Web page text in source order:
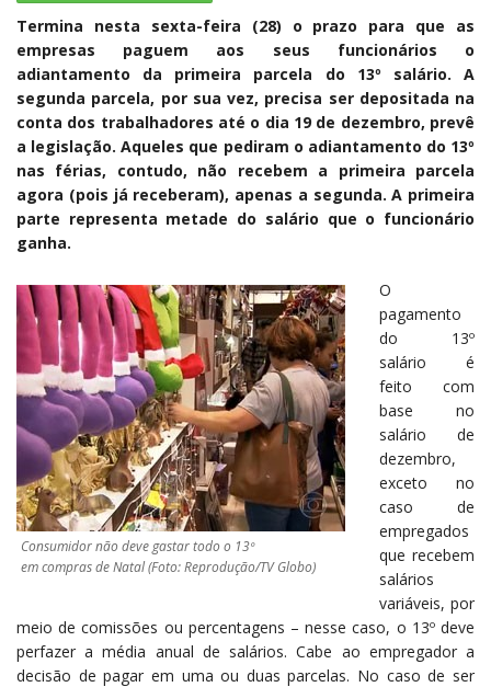
Termina nesta sexta-feira (28) o prazo para que as
empresas paguem aos seus funcionários o
adiantamento da primeira parcela do 13º salário. A
segunda parcela, por sua vez, precisa ser depositada na
conta dos trabalhadores até o dia 19 de dezembro, prevê
a legislação. Aqueles que pediram o adiantamento do 13º
nas férias, contudo, não recebem a primeira parcela
agora (pois já receberam), apenas a segunda. A primeira
parte representa metade do salário que o funcionário
ganha.
Consumidor não deve gastar todo o 13º
em compras de Natal (Foto: Reprodução/TV Globo)
O
pagamento
do 13º
salário é
feito com
base no
salário de
dezembro,
exceto no
caso de
empregados
que recebem
salários
variáveis, por
meio de comissões ou percentagens – nesse caso, o 13º deve
perfazer a média anual de salários. Cabe ao empregador a
decisão de pagar em uma ou duas parcelas. No caso de ser